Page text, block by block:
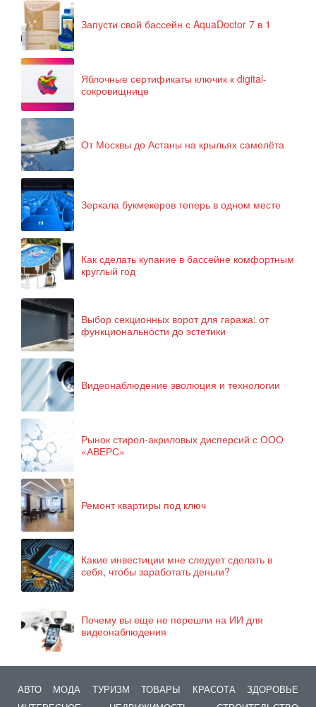
Запусти свой бассейн с AquaDoctor 7 в 1
Яблочные сертификаты ключик к digital-
сокровищнице
От Москвы до Астаны на крыльях самолёта
Зеркала букмекеров теперь в одном месте
Как сделать купание в бассейне комфортным
круглый год
Выбор секционных ворот для гаража: от
функциональности до эстетики
Видеонаблюдение эволюция и технологии
Рынок стирол-акриловых дисперсий с ООО
«АВЕРС»
Ремонт квартиры под ключ
Какие инвестиции мне следует сделать в
себя, чтобы заработать деньги?
Почему вы еще не перешли на ИИ для
видеонаблюдения
АВТО МОДА ТУРИЗМ ТОВАРЫ КРАСОТА
ЗДОРОВЬЕ